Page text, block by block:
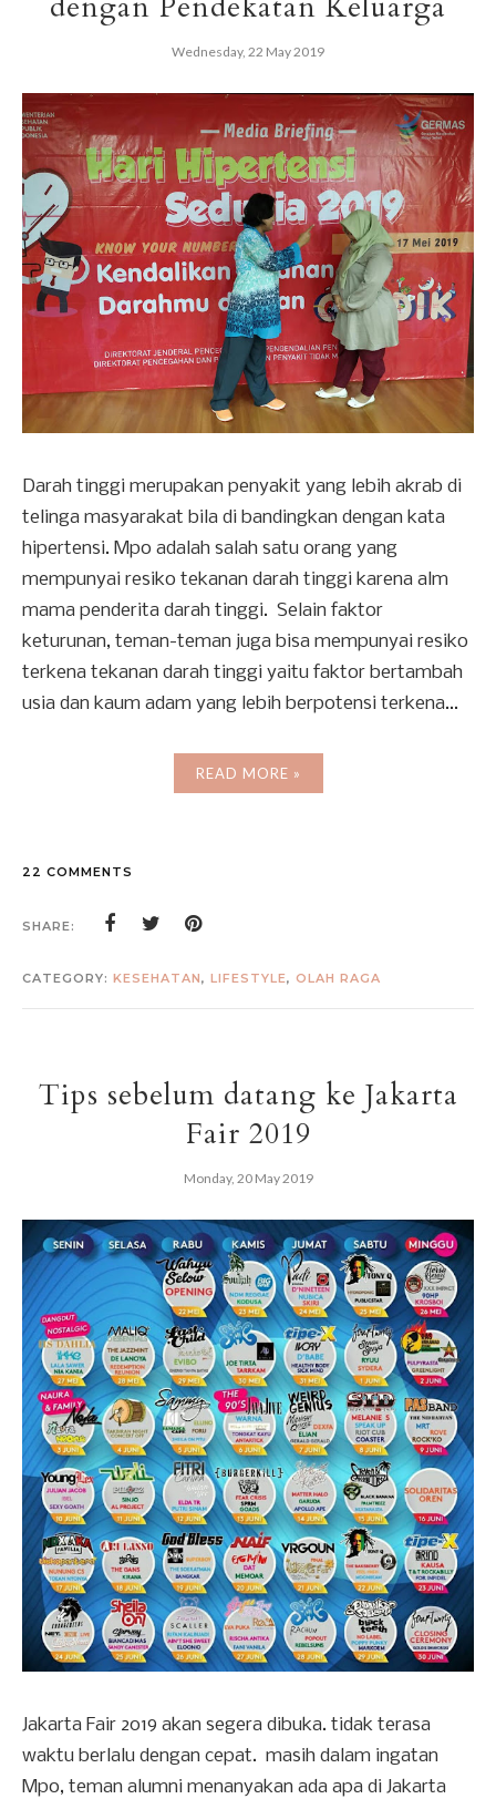
Wednesday, 22 May 2019
Darah tinggi merupakan penyakit yang lebih akrab di
telinga masyarakat bila di bandingkan dengan kata
hipertensi. Mpo adalah salah satu orang yang
mempunyai resiko tekanan darah tinggi karena alm
mama penderita darah tinggi. Selain faktor
keturunan, teman-teman juga bisa mempunyai resiko
terkena tekanan darah tinggi yaitu faktor bertambah
usia dan kaum adam yang lebih berpotensi terkena...
READ MORE »
22 COMMENTS
SHARE:
CATEGORY: KESEHATAN, LIFESTYLE, OLAH RAGA
Tips sebelum datang ke Jakarta
Fair 2019
Monday, 20 May 2019
Jakarta Fair 2019 akan segera dibuka. tidak terasa
waktu berlalu dengan cepat. masih dalam ingatan
Mpo, teman alumni menanyakan ada apa di Jakarta